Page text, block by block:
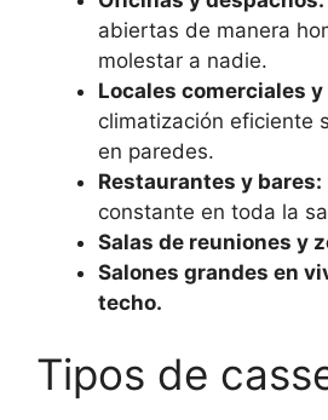
abiertas de manera
molestar a nadie.
Locales comerciales
climatización eficiente
en paredes.
Restaurantes y bares:
constante en toda la
Salas de reuniones y
Salones grandes en
techo.
Tipos de